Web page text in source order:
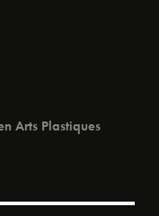
Arts Plastiques